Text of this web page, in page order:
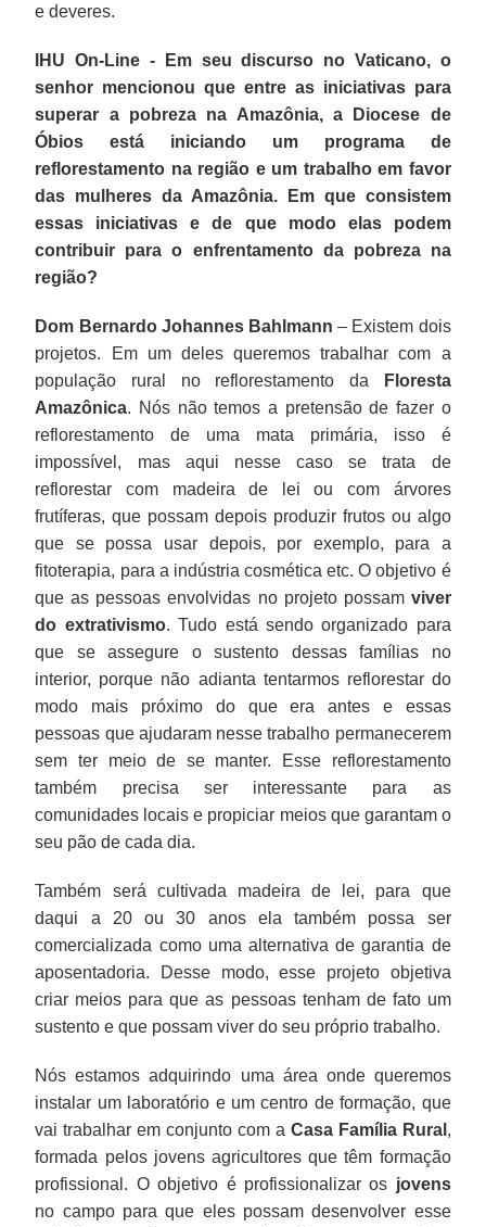
e deveres.
IHU On-Line - Em seu discurso no Vaticano, o
senhor mencionou que entre as iniciativas para
superar a pobreza na Amazônia, a Diocese de
Óbios está iniciando um programa de
reflorestamento na região e um trabalho em favor
das mulheres da Amazônia. Em que consistem
essas iniciativas e de que modo elas podem
contribuir para o enfrentamento da pobreza na
região?
Dom Bernardo Johannes Bahlmann – Existem dois
projetos. Em um deles queremos trabalhar com a
população rural no reflorestamento da
Floresta
Amazônica. Nós não temos a pretensão de fazer o
reflorestamento de uma mata primária, isso é
impossível, mas aqui nesse caso se trata de
reflorestar com madeira de lei ou com árvores
frutíferas, que possam depois produzir frutos ou algo
que se possa usar depois, por exemplo, para a
fitoterapia, para a indústria cosmética etc. O objetivo é
que as pessoas envolvidas no projeto possam viver
do extrativismo. Tudo está sendo organizado para
que se assegure o sustento dessas famílias no
interior, porque não adianta tentarmos reflorestar do
modo mais próximo do que era antes e essas
pessoas que ajudaram nesse trabalho permanecerem
sem ter meio de se manter. Esse reflorestamento
também precisa ser interessante para as
comunidades locais e propiciar meios que garantam o
seu pão de cada dia.
Também será cultivada madeira de lei, para que
daqui a 20 ou 30 anos ela também possa ser
comercializada como uma alternativa de garantia de
aposentadoria. Desse modo, esse projeto objetiva
criar meios para que as pessoas tenham de fato um
sustento e que possam viver do seu próprio trabalho.
Nós estamos adquirindo uma área onde queremos
instalar um laboratório e um centro de formação, que
vai trabalhar em conjunto com a Casa Família Rural ,
formada pelos jovens agricultores que têm formação
profissional. O objetivo é profissionalizar os jovens
no campo para que eles possam desenvolver esse